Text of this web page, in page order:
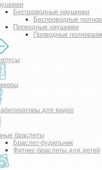
Беспроводные наушники
Беспроводные
Проводные наушники
Проводные
для видео
браслеты
Браслет-будильник
Фитнес-браслеты для детей